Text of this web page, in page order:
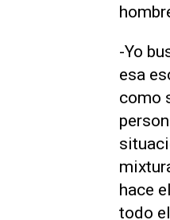
-Yo
esa
como
hace
todo